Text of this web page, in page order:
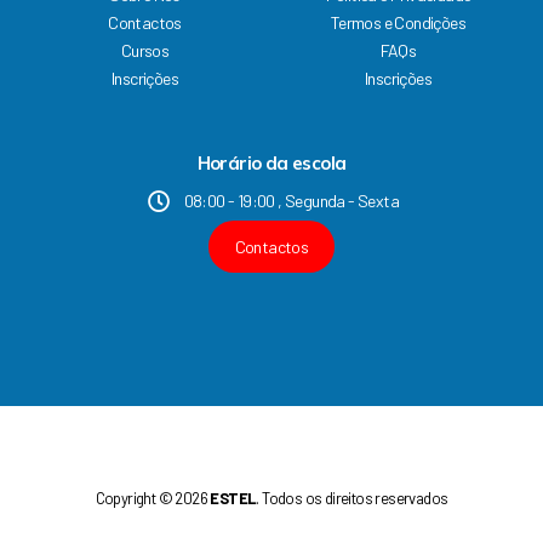
a
g
r
a
e
d
i
n
Contactos
Cursos
Inscrições
Termos e Condições
FAQs
Inscrições
Horário da escola
08:00 - 19:00 , Segunda - Sexta
Contactos
Copyright © 2026ESTEL. Todos os direitos reservados